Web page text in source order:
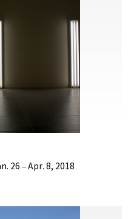
26 – Apr. 8, 2018​